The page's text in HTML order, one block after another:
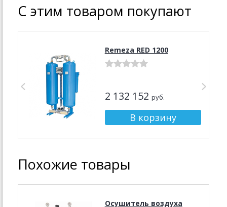
С этим товаром покупают
Remeza RED 1200
2 132 152 руб.
Похожие товары
Осушитель воздуха